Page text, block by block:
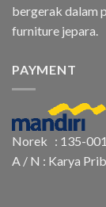
bergerak dalam
furniture jepara.
PAYMENT
Norek : 135-
A / N : Karya